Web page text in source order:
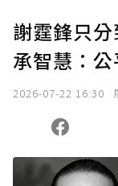
謝霆鋒只
承智慧：
2026-07-22 16:30